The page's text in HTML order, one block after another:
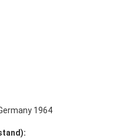
1964